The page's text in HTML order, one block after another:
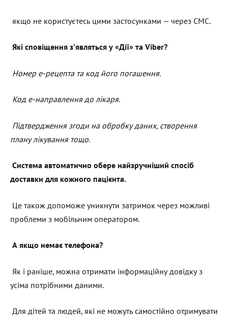
якщо не користуєтесь цими застосунками — через СМС.
Які сповіщення з’являться у «Дії» та Viber?
Номер е-рецепта та код його погашення.
Код е-направлення до лікаря.
Підтвердження згоди на обробку даних, створення
плану лікування тощо.
Система автоматично обере найзручніший спосіб
доставки для кожного пацієнта.
Це також допоможе уникнути затримок через можливі
проблеми з мобільним оператором.
А якщо немає телефона?
Як і раніше, можна отримати інформаційну довідку з
усіма потрібними даними.
Для дітей та людей, які не можуть самостійно отримувати